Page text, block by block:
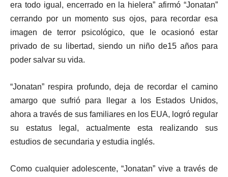
era todo igual, encerrado en la hielera” afirmó “Jonatan”
cerrando por un momento sus ojos, para recordar esa
imagen de terror psicológico, que le ocasionó estar
privado de su libertad, siendo un niño de15 años para
poder salvar su vida.
“Jonatan” respira profundo, deja de recordar el camino
amargo que sufrió para llegar a los Estados Unidos,
ahora a través de sus familiares en los EUA, logró regular
su estatus legal, actualmente esta realizando sus
estudios de secundaria y estudia inglés.
Como cualquier adolescente, “Jonatan” vive a través de